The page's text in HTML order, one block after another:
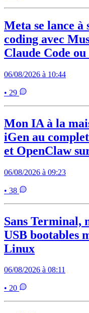
Meta se lance à
coding avec
Claude Code ou
06/08/2026 à 10:44
• 29
Mon IA à la
iGen au
et OpenClaw
06/08/2026 à 09:23
• 38
Sans Terminal,
USB bootables
Linux
06/08/2026 à 08:11
• 20